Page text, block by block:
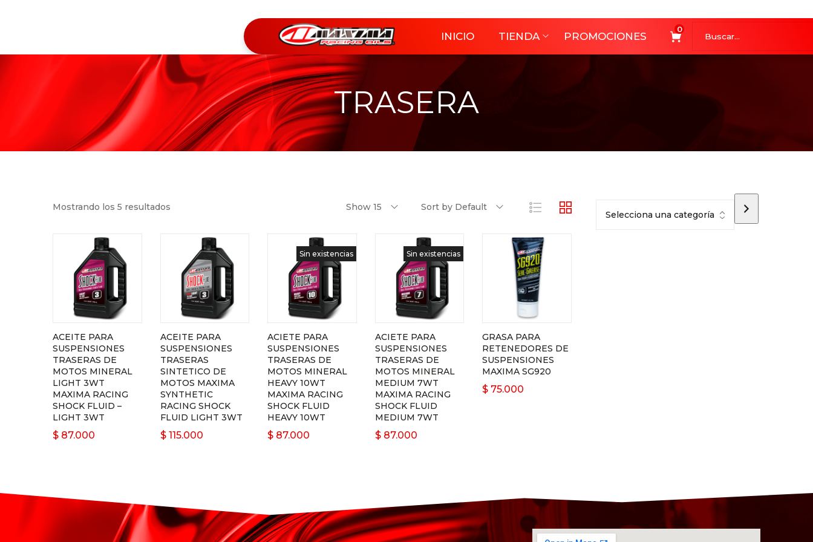
INICIO TIENDA PROMOCIONES
0
TRASERA
Mostrando los 5 resultados Show 15 Sort by Default
ACEITE PARA
SUSPENSIONES
TRASERAS DE
MOTOS MINERAL
LIGHT 3WT
MAXIMA RACING
SHOCK FLUID –
LIGHT 3WT
$ 87.000
ACEITE PARA
SUSPENSIONES
TRASERAS
SINTETICO DE
MOTOS MAXIMA
SYNTHETIC
RACING SHOCK
FLUID LIGHT 3WT
$115.000
Sin existencias
ACIETE PARA
SUSPENSIONES
TRASERAS DE
MOTOS MINERAL
HEAVY 10WT
MAXIMA RACING
SHOCK FLUID
HEAVY 10WT
$ 87.000
Sin existencias
ACIETE PARA
SUSPENSIONES
TRASERAS DE
MOTOS MINERAL
MEDIUM 7WT
MAXIMA RACING
SHOCK FLUID
MEDIUM 7WT
$87.000
GRASA PARA
RETENEDORES DE
SUSPENSIONES
MAXIMA SG920
$ 75.000